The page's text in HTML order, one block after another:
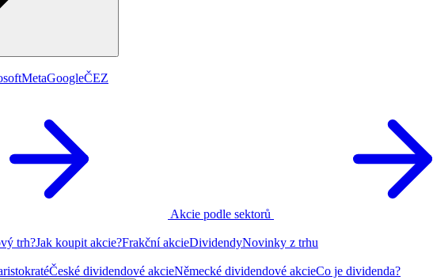
MetaGoogleČEZ
Akcie podle sektorů
trh?Jak koupit akcie?Frakční akcieDividendyNovinky z trhu
České dividendové akcieNěmecké dividendové akcieCo je dividenda?